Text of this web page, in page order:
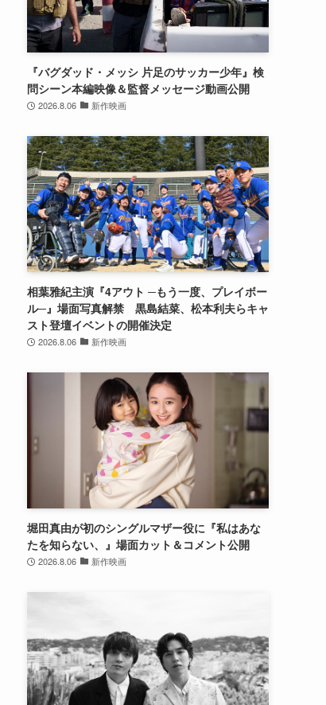
『バグダッド・メッシ 片足のサッカー少年』検
問シーン本編映像＆監督メッセージ動画公開
2026.8.06 新作映画
相葉雅紀主演『4アウト ─もう一度、プレイボー
ル─』場面写真解禁 黒島結菜、松本利夫らキャ
スト登壇イベントの開催決定
2026.8.06 新作映画
堀田真由が初のシングルマザー役に『私はあな
たを知らない、』場面カット＆コメント公開
2026.8.06 新作映画